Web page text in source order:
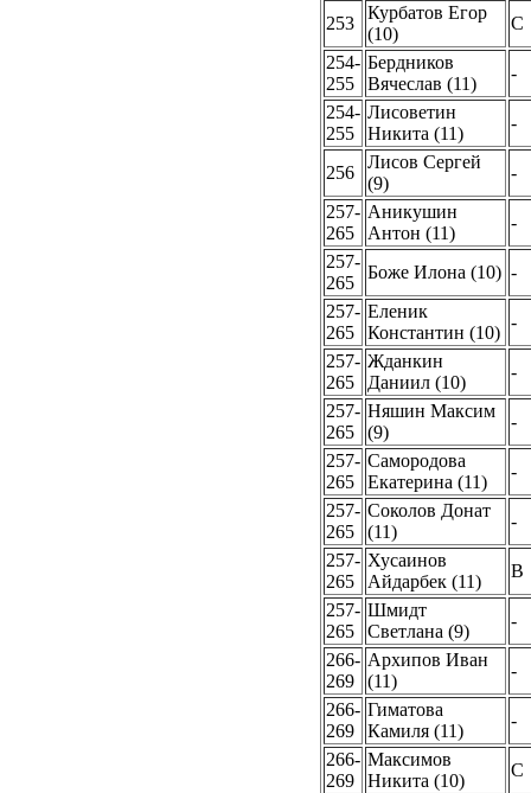
253
Курбатов Егор
(10)
C
254-
255
Бердников
Вячеслав (11)
-
254-
255
Лисоветин
Никита (11)
-
256
Лисов Сергей
(9)
-
257-
265
Аникушин
Антон (11)
-
257-
265
Боже Илона (10) -
257-
265
Еленик
Константин (10)
-
257-
265
Жданкин
Даниил (10)
-
257-
265
Няшин Максим
(9)
-
257-
265
Самородова
Екатерина (11)
-
257-
265
Соколов Донат
(11)
-
257-
265
Хусаинов
Айдарбек (11)
B
257-
265
Шмидт
Светлана (9)
-
266-
269
Архипов Иван
(11)
-
266-
269
Гиматова
Камиля (11)
-
266-
269
Максимов
Никита (10)
C